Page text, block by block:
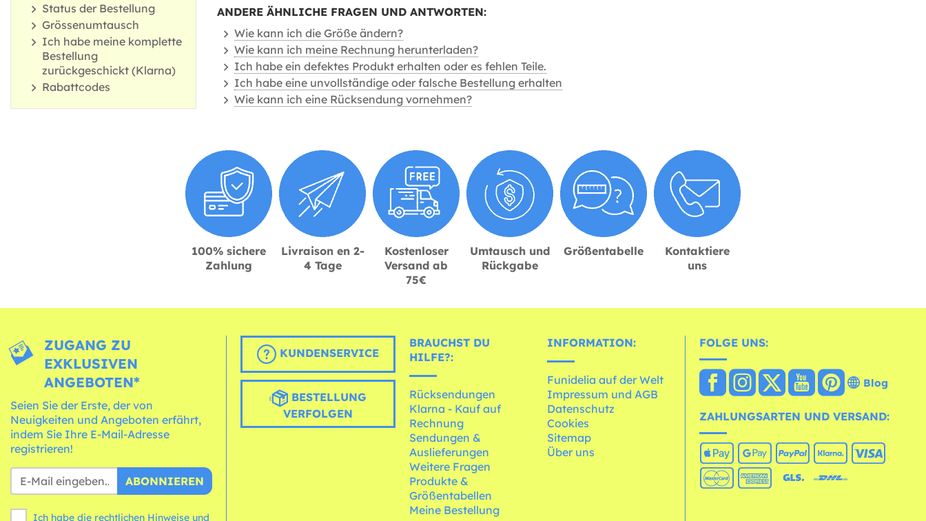
Status der Bestellung
Grössenumtausch
Ich habe meine komplette
Bestellung
zurückgeschickt (Klarna)
Rabattcodes
ANDERE ÄHNLICHE FRAGEN UND ANTWORTEN:
Wie kann ich die Größe ändern?
Wie kann ich meine Rechnung herunterladen?
Ich habe ein defektes Produkt erhalten oder es fehlen Teile.
Ich habe eine unvollständige oder falsche Bestellung erhalten
Wie kann ich eine Rücksendung vornehmen?
100% sichere
Zahlung
Livraison en 2-
4 Tage
Kostenloser
Versand ab
75€
Umtausch und
Rückgabe
Größentabelle
Kontaktiere
uns
ZUGANG ZU
EXKLUSIVEN
ANGEBOTEN*
Seien Sie der Erste, der von
Neuigkeiten und Angeboten erfährt,
indem Sie Ihre E-Mail-Adresse
registrieren!
ABONNIEREN
Ich habe die rechtlichen Hinweise und
KUNDENSERVICE
BESTELLUNG
VERFOLGEN
BRAUCHST DU
HILFE?:
Rücksendungen
Klarna - Kauf auf
Rechnung
Sendungen &
Auslieferungen
Weitere Fragen
Produkte &
Größentabellen
Meine Bestellung
INFORMATION:
Funidelia auf der Welt
Impressum und AGB
Datenschutz
Cookies
Sitemap
Über uns
FOLGE UNS:
Blog
ZAHLUNGSARTEN UND VERSAND: